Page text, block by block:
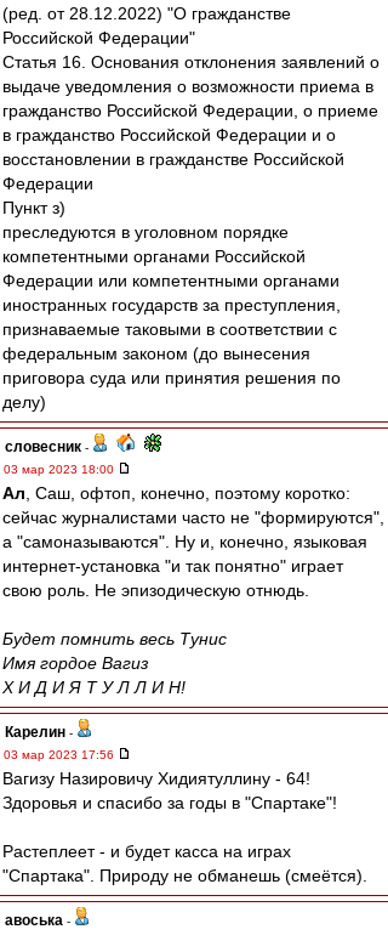
(ред. от 28.12.2022) "О гражданстве
Российской Федерации"
Статья 16. Основания отклонения заявлений о
выдаче уведомления о возможности приема в
гражданство Российской Федерации, о приеме
в гражданство Российской Федерации и о
восстановлении в гражданстве Российской
Федерации
Пункт з)
преследуются в уголовном порядке
компетентными органами Российской
Федерации или компетентными органами
иностранных государств за преступления,
признаваемые таковыми в соответствии с
федеральным законом (до вынесения
приговора суда или принятия решения по
делу)
словесник -
03 мар 2023 18:00
Ал , Саш, офтоп, конечно, поэтому коротко:
сейчас журналистами часто не "формируются",
а "самоназываются". Ну и, конечно, языковая
интернет-установка "и так понятно" играет
свою роль. Не эпизодическую отнюдь.
Будет помнить весь Тунис
Имя гордое Вагиз
Х И Д И Я Т У Л Л И Н!
Карелин -
03 мар 2023 17:56
Вагизу Назировичу Хидиятуллину - 64!
Здоровья и спасибо за годы в "Спартаке"!
Растеплеет - и будет касса на играх
"Спартака". Природу не обманешь (смеётся).
авоська -